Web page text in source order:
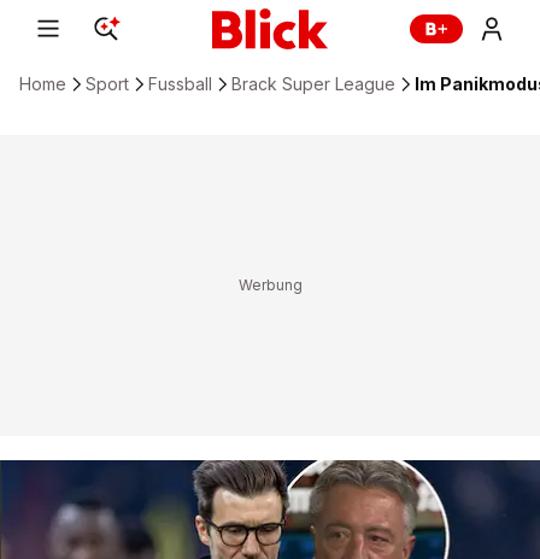
Home Sport Fussball Brack Super League Im